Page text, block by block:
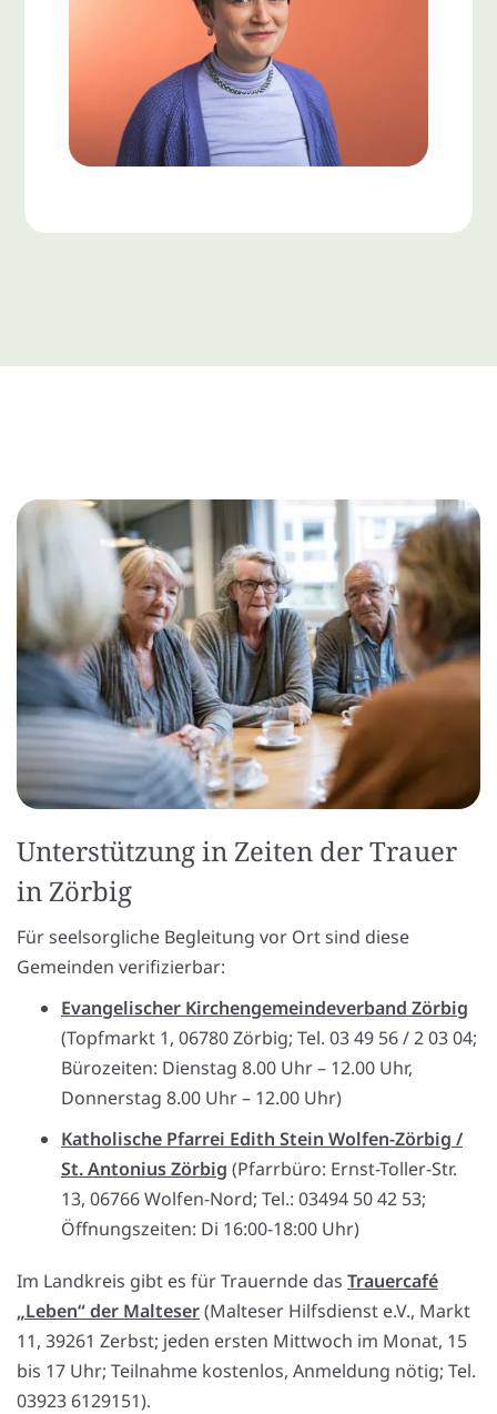
Unterstützung in Zeiten der Trauer
in Zörbig
Für seelsorgliche Begleitung vor Ort sind diese
Gemeinden verifizierbar:
Evangelischer Kirchengemeindeverband Zörbig
(Topfmarkt 1, 06780 Zörbig; Tel. 03 49 56 / 2 03 04;
Bürozeiten: Dienstag 8.00 Uhr – 12.00 Uhr,
Donnerstag 8.00 Uhr – 12.00 Uhr)
Katholische Pfarrei Edith Stein Wolfen-Zörbig /
St. Antonius Zörbig (Pfarrbüro: Ernst-Toller-Str.
13, 06766 Wolfen-Nord; Tel.: 03494 50 42 53;
Öffnungszeiten: Di 16:00-18:00 Uhr)
Im Landkreis gibt es für Trauernde das Trauercafé
„Leben“ der Malteser(Malteser Hilfsdienst e.V., Markt
11, 39261 Zerbst; jeden ersten Mittwoch im Monat, 15
bis 17 Uhr; Teilnahme kostenlos, Anmeldung nötig; Tel.
03923 6129151).